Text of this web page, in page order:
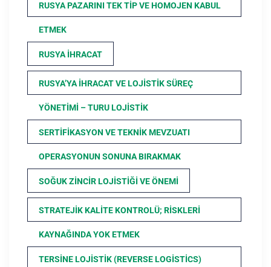
RUSYA PAZARINI TEK TIP VE HOMOJEN KABUL
ETMEK
RUSYA İHRACAT
RUSYA’YA İHRACAT VE LOJISTIK SÜREÇ
YÖNETIMI – TURU LOJISTIK
SERTIFIKASYON VE TEKNIK MEVZUATI
OPERASYONUN SONUNA BIRAKMAK
SOĞUK ZINCIR LOJISTIĞI VE ÖNEMI
STRATEJIK KALITE KONTROLÜ; RISKLERI
KAYNAĞINDA YOK ETMEK
TERSINE LOJISTIK (REVERSE LOGISTICS)